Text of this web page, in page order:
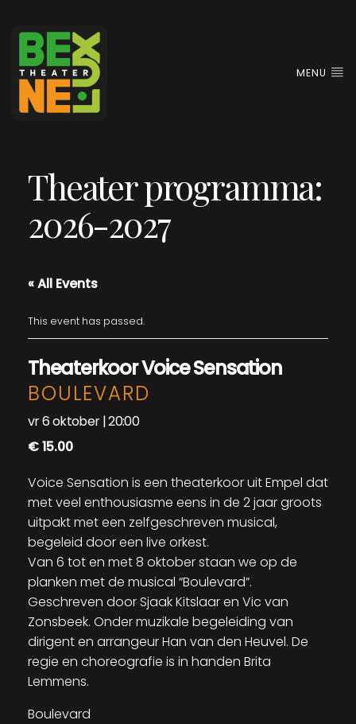
MENU
Theater programma:
2026-2027
« All Events
This event has passed.
Theaterkoor Voice Sensation
BOULEVARD
vr 6 oktober | 20:00
€ 15.00
Voice Sensation is een theaterkoor uit Empel dat
met veel enthousiasme eens in de 2 jaar groots
uitpakt met een zelfgeschreven musical,
begeleid door een live orkest.
Van 6 tot en met 8 oktober staan we op de
planken met de musical “Boulevard”.
Geschreven door Sjaak Kitslaar en Vic van
Zonsbeek. Onder muzikale begeleiding van
dirigent en arrangeur Han van den Heuvel. De
regie en choreografie is in handen Brita
Lemmens.
Boulevard